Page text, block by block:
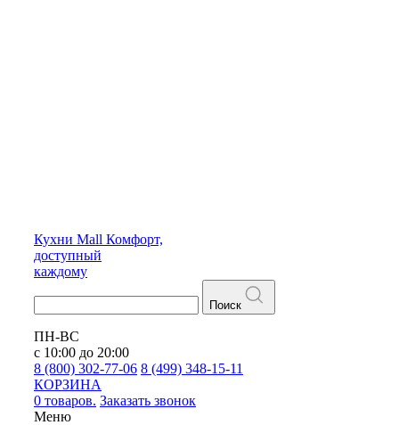
Кухни Mall Комфорт,
доступный
каждому
Поиск
ПН-ВС
с 10:00 до 20:00
8 (800) 302-77-06 8 (499) 348-15-11
КОРЗИНА
0 товаров. Заказать звонок
Меню